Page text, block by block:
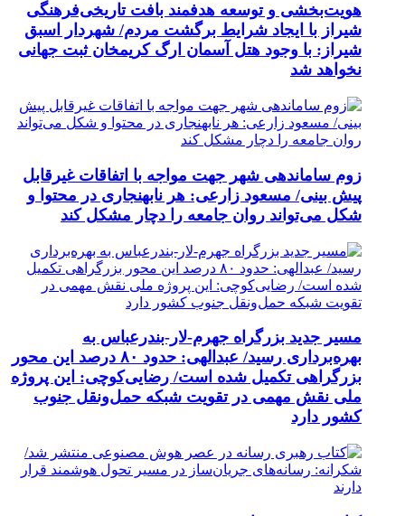
هویت‌بخشی و توسعه هدفمند بافت تاریخی‌فرهنگی
شیراز با ایجاد شرایط برگشت مردم/ شهردار اسبق
شیراز: با وجود هتل آسمان ارگ کریمخان ثبت جهانی
نخواهد شد
زوم ساماندهی شهر جهت مواجه با اتفاقات غیرقابل
پیش بینی/ مسعود زارعی: هر نابهنجاری در محتوا و
شکل می‌تواند روان جامعه را دچار مشکل کند
مسیر جدید بزرگراه جهرم-لار-بندرعباس به
بهره‌برداری رسید/ عبدالهی: حدود ۸۰ درصد این محور
بزرگراهی تکمیل شده است/ رضایی‌کوچی: این پروژه
ملی نقش مهمی در تقویت شبکه حمل‌ونقل جنوب
کشور دارد